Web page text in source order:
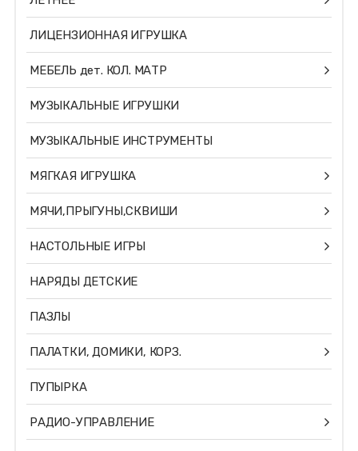
ЛИЦЕНЗИОННАЯ ИГРУШКА
МЕБЕЛЬ дет. КОЛ. МАТР
МУЗЫКАЛЬНЫЕ ИГРУШКИ
МУЗЫКАЛЬНЫЕ ИНСТРУМЕНТЫ
МЯГКАЯ ИГРУШКА
МЯЧИ,ПРЫГУНЫ,СКВИШИ
НАСТОЛЬНЫЕ ИГРЫ
НАРЯДЫ ДЕТСКИЕ
ПАЗЛЫ
ПАЛАТКИ, ДОМИКИ, КОРЗ.
ПУПЫРКА
РАДИО-УПРАВЛЕНИЕ